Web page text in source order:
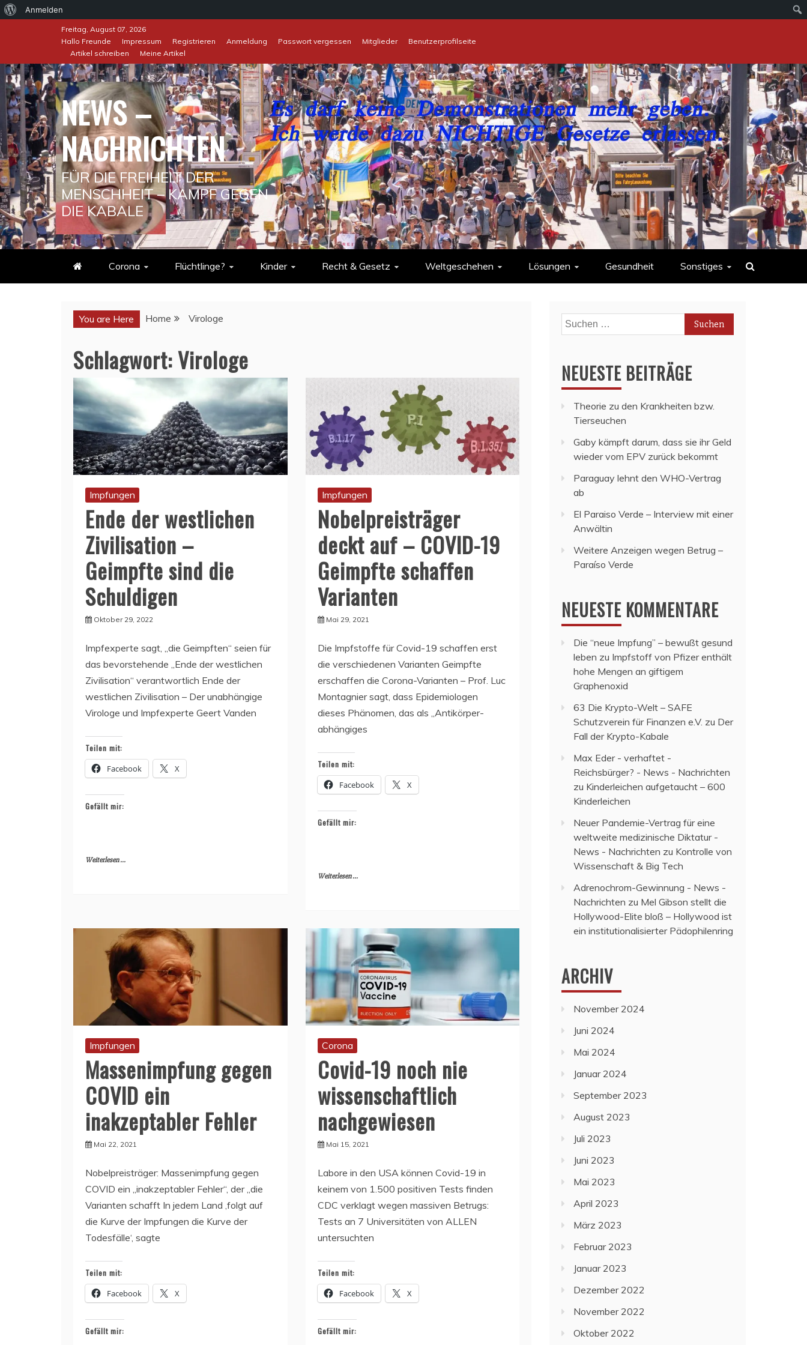
Über
Anmelden
Freitag, August 07, 2026
Hallo Freunde
Impressum Registrieren Anmeldung Passwort vergessen Mitglieder
Benutzerprofilseite
Artikel schreiben
Meine Artikel
NEWS –
NACHRICHTEN
FÜR DIE FREIHEIT DER
MENSCHHEIT – KAMPF GEGEN
DIE KABALE
Corona Flüchtlinge? Kinder Recht & Gesetz Weltgeschehen Lösungen Gesundheit Sonstiges
You are Here Home Virologe
Schlagwort:Virologe
Impfungen
Ende der westlichen
Zivilisation –
Geimpfte sind die
Schuldigen
Oktober 29, 2022
Impfexperte sagt, „die Geimpften“ seien für
das bevorstehende „Ende der westlichen
Zivilisation“ verantwortlich Ende der
westlichen Zivilisation – Der unabhängige
Virologe und Impfexperte Geert Vanden
Teilen mit:
Facebook X
Gefällt mir:
Weiterlesen ...
Impfungen
Nobelpreisträger
deckt auf – COVID-19
Geimpfte schaffen
Varianten
Mai 29, 2021
Die Impfstoffe für Covid-19 schaffen erst
die verschiedenen Varianten Geimpfte
erschaffen die Corona-Varianten – Prof. Luc
Montagnier sagt, dass Epidemiologen
dieses Phänomen, das als „Antikörper-
abhängiges
Teilen mit:
Facebook X
Gefällt mir:
Weiterlesen ...
Impfungen
Massenimpfung gegen
COVID ein
inakzeptabler Fehler
Mai 22, 2021
Nobelpreisträger: Massenimpfung gegen
COVID ein „inakzeptabler Fehler“, der „die
Varianten schafft In jedem Land ‚folgt auf
die Kurve der Impfungen die Kurve der
Todesfälle‘, sagte
Teilen mit:
Facebook X
Gefällt mir:
Corona
Covid-19 noch nie
wissenschaftlich
nachgewiesen
Mai 15, 2021
Labore in den USA können Covid-19 in
keinem von 1.500 positiven Tests finden
CDC verklagt wegen massiven Betrugs:
Tests an 7 Universitäten von ALLEN
untersuchten
Teilen mit:
Facebook X
Gefällt mir:
Suchen
nach:
NEUESTE BEITRÄGE
Theorie zu den Krankheiten bzw.
Tierseuchen
Gaby kämpft darum, dass sie ihr Geld
wieder vom EPV zurück bekommt
Paraguay lehnt den WHO-Vertrag
ab
El Paraiso Verde – Interview mit einer
Anwältin
Weitere Anzeigen wegen Betrug –
Paraíso Verde
NEUESTE KOMMENTARE
Die “neue Impfung” – bewußt gesund
leben zu Impfstoff von Pfizer enthält
hohe Mengen an giftigem
Graphenoxid
63 Die Krypto-Welt – SAFE
Schutzverein für Finanzen e.V. zu Der
Fall der Krypto-Kabale
Max Eder - verhaftet -
Reichsbürger? - News - Nachrichten
zu Kinderleichen aufgetaucht – 600
Kinderleichen
Neuer Pandemie-Vertrag für eine
weltweite medizinische Diktatur -
News - Nachrichten zu Kontrolle von
Wissenschaft & Big Tech
Adrenochrom-Gewinnung - News -
Nachrichten zu Mel Gibson stellt die
Hollywood-Elite bloß – Hollywood ist
ein institutionalisierter Pädophilenring
ARCHIV
November 2024
Juni 2024
Mai 2024
Januar 2024
September 2023
August 2023
Juli 2023
Juni 2023
Mai 2023
April 2023
März 2023
Februar 2023
Januar 2023
Dezember 2022
November 2022
Oktober 2022